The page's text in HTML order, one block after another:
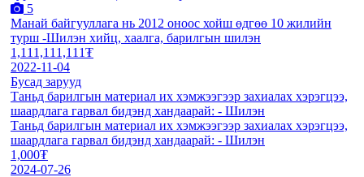
5
Манай байгууллага нь 2012 оноос хойш өдгөө 10 жилийн
турш -Шилэн хийц, хаалга, барилгын шилэн
1,111,111,111₮
2022-11-04
Бусад зарууд
Таньд барилгын материал их хэмжээгээр захиалах хэрэгцээ,
шаардлага гарвал бидэнд хандаарай: - Шилэн
Таньд барилгын материал их хэмжээгээр захиалах хэрэгцээ,
шаардлага гарвал бидэнд хандаарай: - Шилэн
1,000₮
2024-07-26